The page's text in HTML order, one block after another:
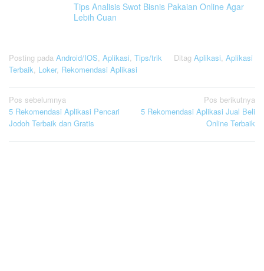
Tips Analisis Swot Bisnis Pakaian Online Agar
Lebih Cuan
Posting pada Android/IOS, Aplikasi, Tips/trik Ditag Aplikasi, Aplikasi
Terbaik, Loker, Rekomendasi Aplikasi
Navigasi
pos
Pos sebelumnya
5 Rekomendasi Aplikasi Pencari
Jodoh Terbaik dan Gratis
Pos berikutnya
5 Rekomendasi Aplikasi Jual Beli
Online Terbaik